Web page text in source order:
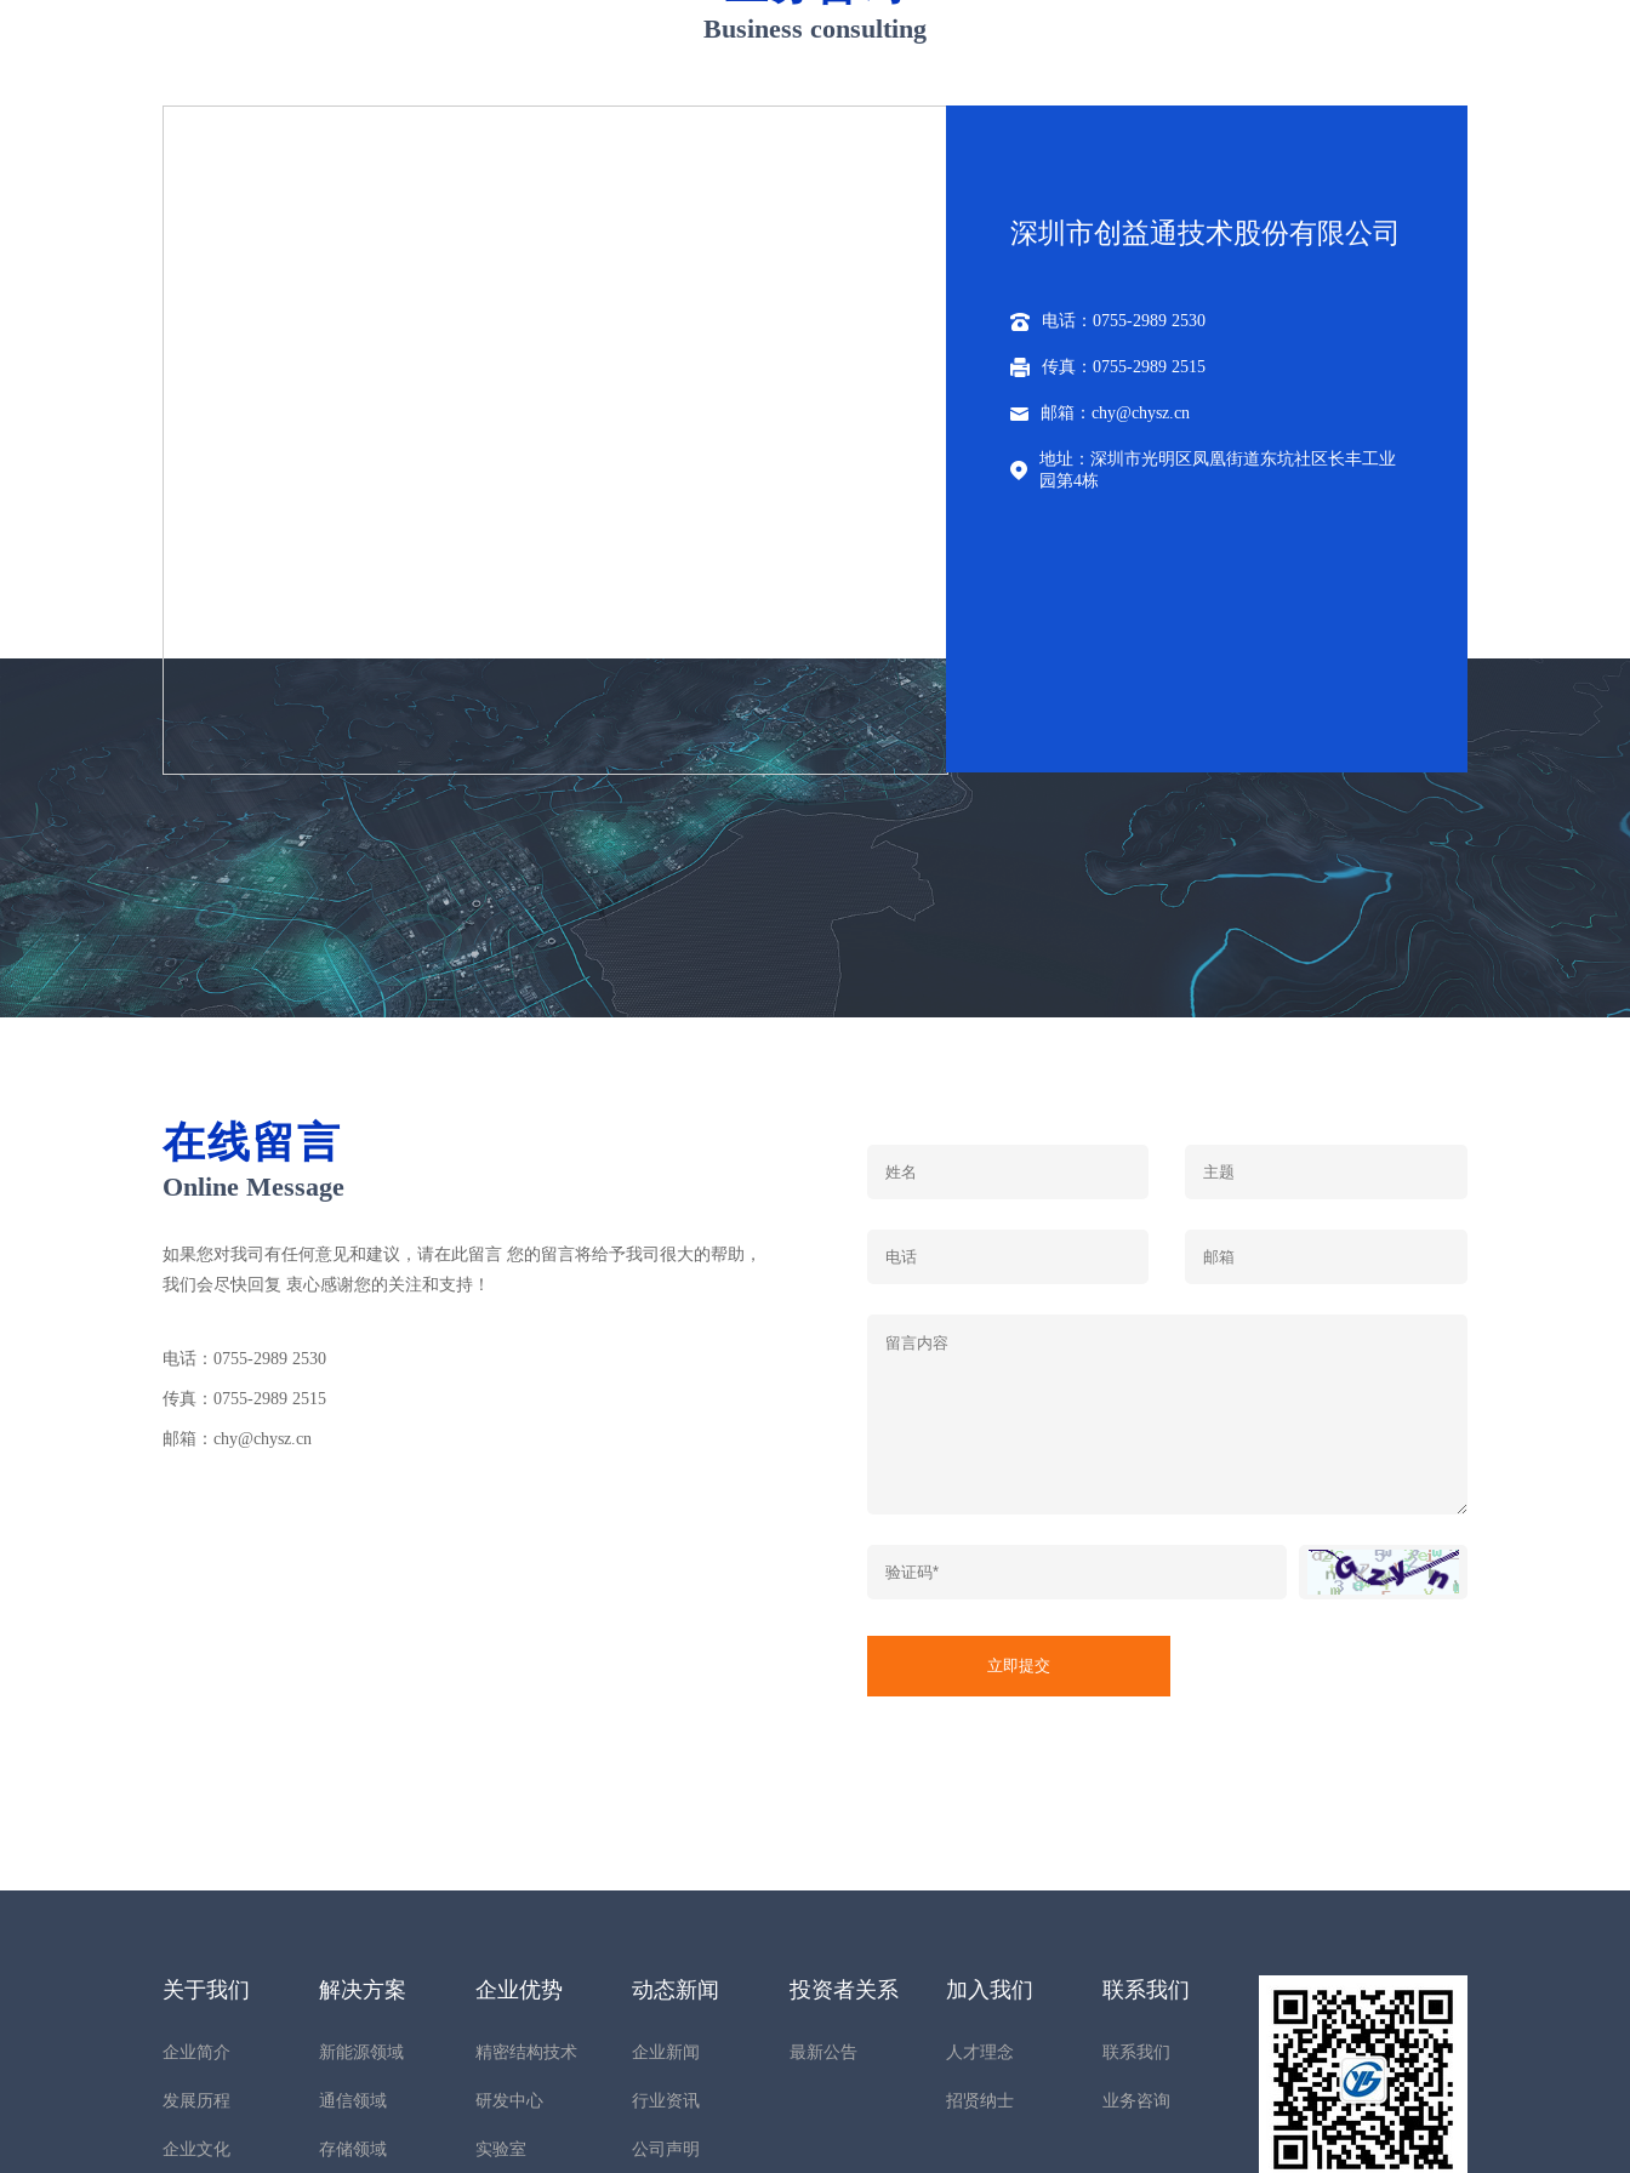
Business consulting
深圳市创益通技术股份有限公司
电话：0755-2989 2530
传真：0755-2989 2515
邮箱：chy@chysz.cn
地址：深圳市光明区凤凰街道东坑社区长丰工业
园第4栋
在线留言
Online Message
如果您对我司有任何意见和建议，请在此留言 您的留言将给予我司很大的帮助，
我们会尽快回复 衷心感谢您的关注和支持！
电话：0755-2989 2530
传真：0755-2989 2515
邮箱：chy@chysz.cn
立即提交
关于我们
企业简介
发展历程
企业文化
解决方案
新能源领域
通信领域
存储领域
企业优势
精密结构技术
研发中心
实验室
动态新闻
企业新闻
行业资讯
公司声明
投资者关系
最新公告
加入我们
人才理念
招贤纳士
联系我们
联系我们
业务咨询